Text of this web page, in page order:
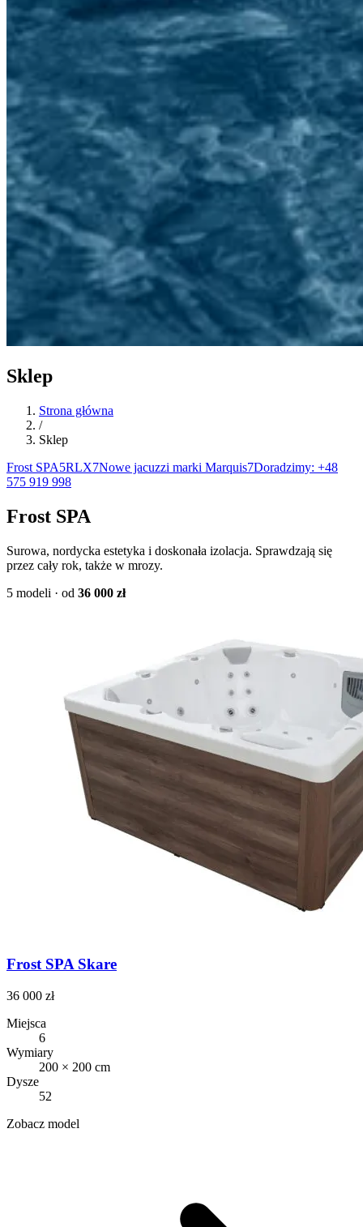
Sklep
Strona główna
/
Sklep
Frost SPA5RLX7Nowe jacuzzi marki Marquis7Doradzimy: +48
575 919 998
Frost SPA
Surowa, nordycka estetyka i doskonała izolacja. Sprawdzają się
przez cały rok, także w mrozy.
5 modeli · od 36 000 zł
Frost SPA Skare
36 000 zł
Miejsca
6
Wymiary
200 × 200 cm
Dysze
52
Zobacz model